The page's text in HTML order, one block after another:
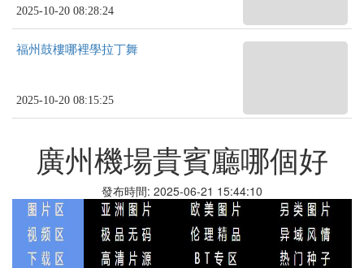
2025-10-20 08:28:24
福州鼓樓哪裡學拉丁舞
2025-10-20 08:15:25
廣州機場貴賓廳哪個好
發布時間: 2025-06-21 15:44:10